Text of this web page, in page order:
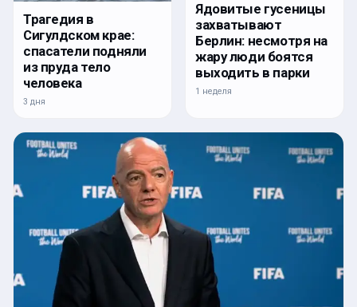
Трагедия в
Сигулдском крае:
спасатели подняли
из пруда тело
человека
3 дня
Ядовитые гусеницы
захватывают
Берлин: несмотря на
жару люди боятся
выходить в парки
1 неделя